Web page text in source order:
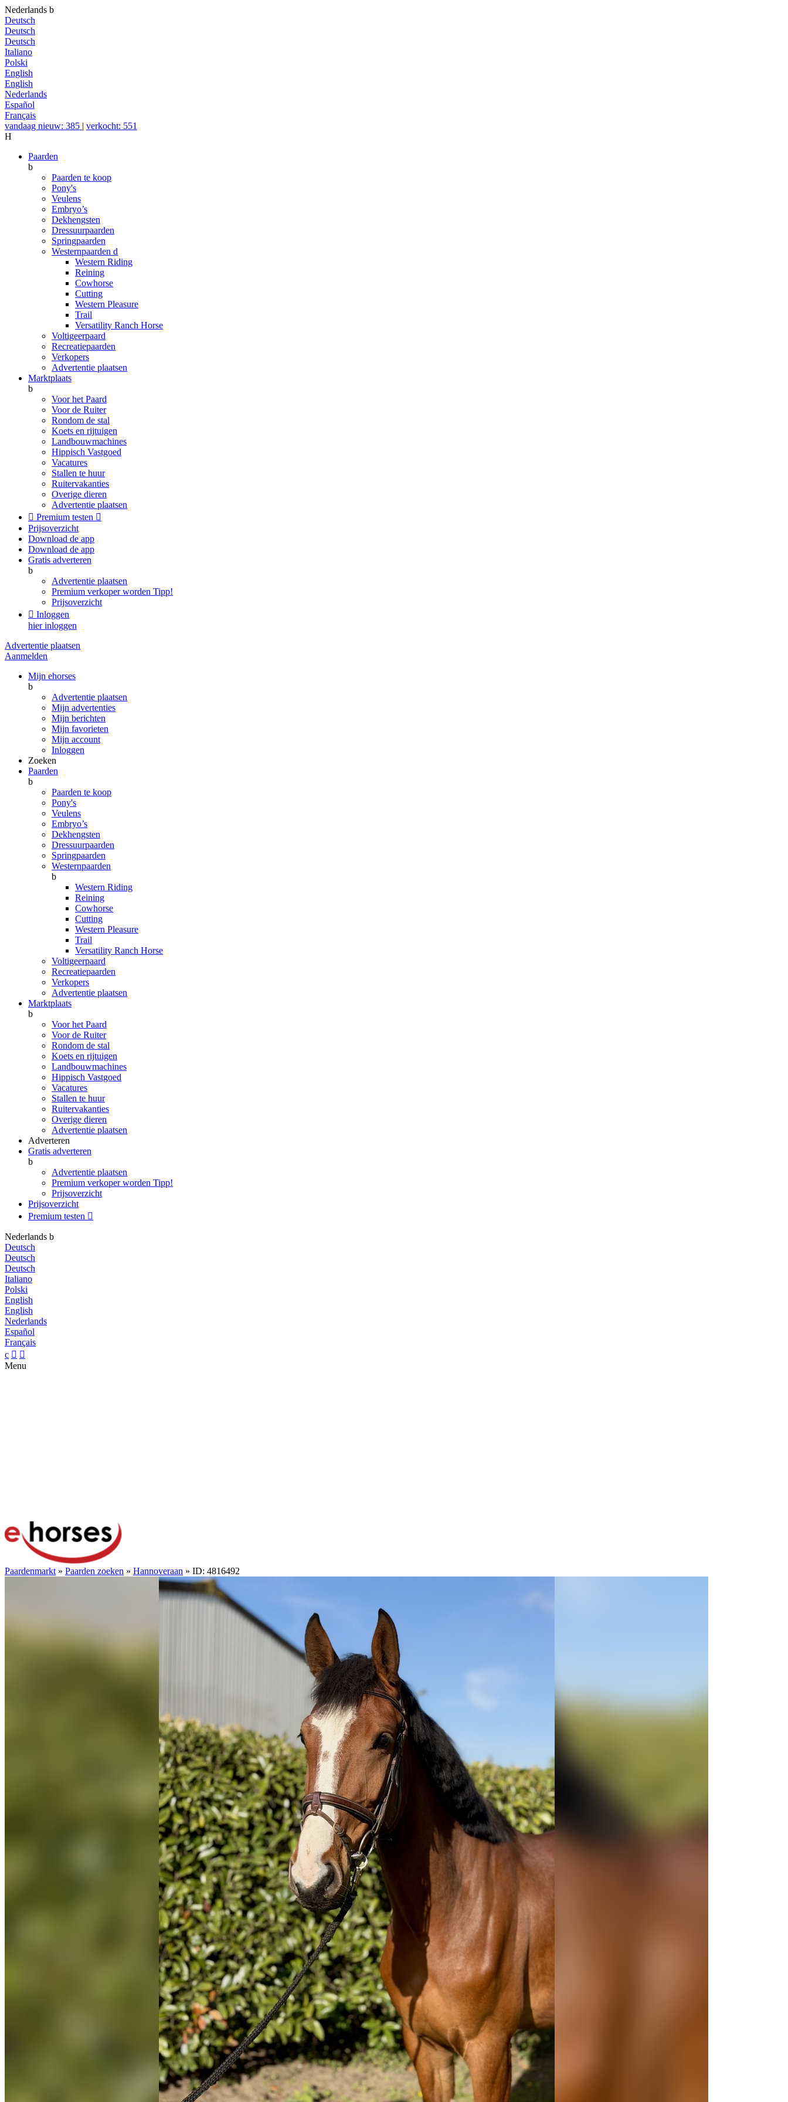
Nederlands b
Deutsch
Deutsch
Deutsch
Italiano
Polski
English
English
Nederlands
Español
Français
vandaag nieuw: 385 | verkocht: 551
H
Paarden
b
Paarden te koop
Pony's
Veulens
Embryo’s
Dekhengsten
Dressuurpaarden
Springpaarden
Westernpaarden d
Western Riding
Reining
Cowhorse
Cutting
Western Pleasure
Trail
Versatility Ranch Horse
Voltigeerpaard
Recreatiepaarden
Verkopers
Advertentie plaatsen
Marktplaats
b
Voor het Paard
Voor de Ruiter
Rondom de stal
Koets en rijtuigen
Landbouwmachines
Hippisch Vastgoed
Vacatures
Stallen te huur
Ruitervakanties
Overige dieren
Advertentie plaatsen
 Premium testen 
Prijsoverzicht
Download de app
Download de app
Gratis adverteren
b
Advertentie plaatsen
Premium verkoper worden Tipp!
Prijsoverzicht
 Inloggen
hier inloggen
Advertentie plaatsen
Aanmelden
Mijn ehorses
b
Advertentie plaatsen
Mijn advertenties
Mijn berichten
Mijn favorieten
Mijn account
Inloggen
Zoeken
Paarden
b
Paarden te koop
Pony's
Veulens
Embryo’s
Dekhengsten
Dressuurpaarden
Springpaarden
Westernpaarden
b
Western Riding
Reining
Cowhorse
Cutting
Western Pleasure
Trail
Versatility Ranch Horse
Voltigeerpaard
Recreatiepaarden
Verkopers
Advertentie plaatsen
Marktplaats
b
Voor het Paard
Voor de Ruiter
Rondom de stal
Koets en rijtuigen
Landbouwmachines
Hippisch Vastgoed
Vacatures
Stallen te huur
Ruitervakanties
Overige dieren
Advertentie plaatsen
Adverteren
Gratis adverteren
b
Advertentie plaatsen
Premium verkoper worden Tipp!
Prijsoverzicht
Prijsoverzicht
Premium testen 
Nederlands b
Deutsch
Deutsch
Deutsch
Italiano
Polski
English
English
Nederlands
Español
Français
c  
Menu
Paardenmarkt » Paarden zoeken » Hannoveraan » ID: 4816492